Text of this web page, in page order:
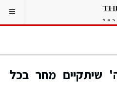
שיתקיים מחר בכל